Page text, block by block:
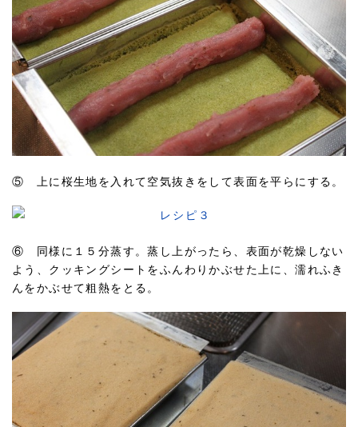
⑤ 上に桜生地を入れて空気抜きをして表面を平らにする。
⑥ 同様に１５分蒸す。蒸し上がったら、表面が乾燥しない
よう、クッキングシートをふんわりかぶせた上に、濡れふき
んをかぶせて粗熱をとる。